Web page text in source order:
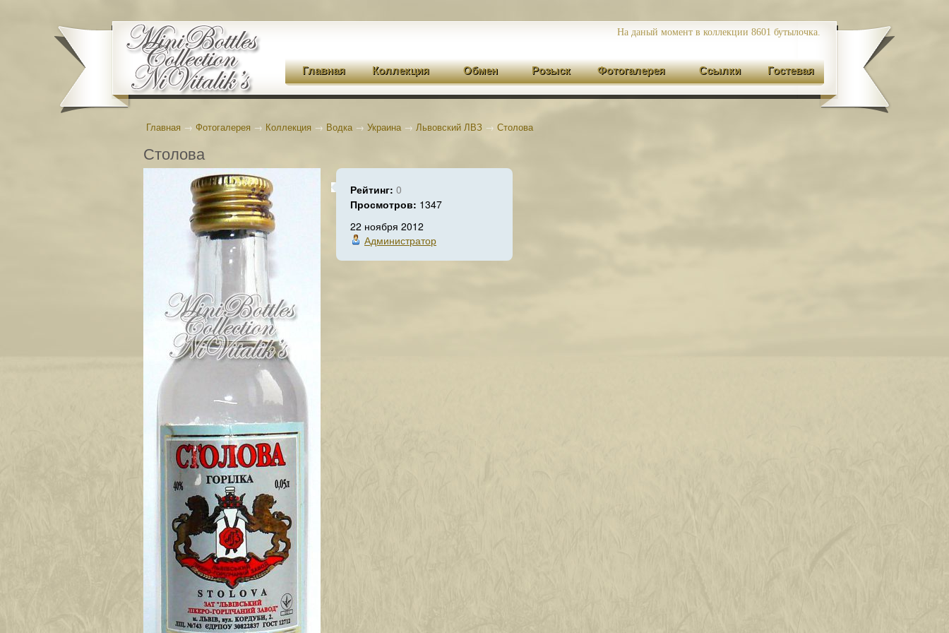
На даный момент в коллекции 8601 бутылочка.
Главная Коллекция Обмен Розыск Фотогалерея Ссылки Гостевая
Главная → Фотогалерея → Коллекция → Водка→ Украина→ Львовский ЛВЗ → Столова
Столова
Рейтинг: 0
Просмотров: 1347
22 ноября 2012
Администратор